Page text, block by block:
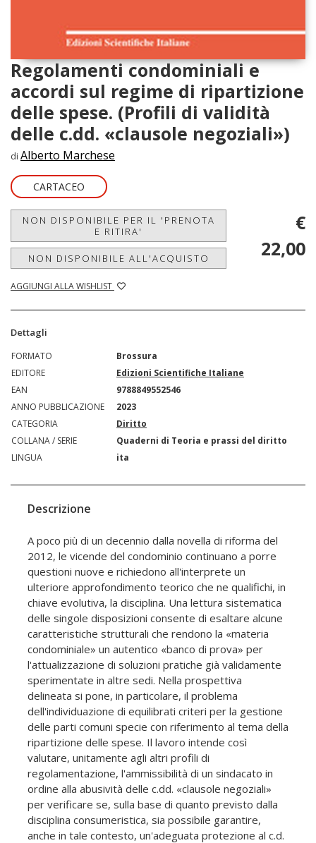
Regolamenti condominiali e
accordi sul regime di ripartizione
delle spese. (Profili di validità
delle c.dd. «clausole negoziali»)
di Alberto Marchese
CARTACEO
NON DISPONIBILE PER IL 'PRENOTA
E RITIRA'
NON DISPONIBILE ALL'ACQUISTO
AGGIUNGI ALLA WISHLIST
€
22,00
Dettagli
FORMATO
Brossura
EDITORE
Edizioni Scientifiche Italiane
EAN
9788849552546
ANNO PUBBLICAZIONE
2023
CATEGORIA
Diritto
COLLANA / SERIE
Quaderni di Teoria e prassi del diritto
LINGUA
ita
Descrizione
A poco più di un decennio dalla novella di riforma del
2012, le vicende del condominio continuano a porre
questioni nuove e richiedono all'interprete un
ulteriore approfondimento teorico che ne qualifichi, in
chiave evolutiva, la disciplina. Una lettura sistematica
delle singole disposizioni consente di esaltare alcune
caratteristiche strutturali che rendono la «materia
condominiale» un autentico «banco di prova» per
l'attualizzazione di soluzioni pratiche già validamente
sperimentate in altre sedi. Nella prospettiva
delineata si pone, in particolare, il problema
dell'individuazione di equilibrati criteri per la gestione
delle parti comuni specie con riferimento al tema della
ripartizione delle spese. Il lavoro intende così
valutare, unitamente agli altri profili di
regolamentazione, l'ammissibilità di un sindacato in
ordine alla abusività delle c.dd. «clausole negoziali»
per verificare se, sulla base di quanto previsto dalla
disciplina consumeristica, sia possibile garantire,
anche in tale contesto, un'adeguata protezione al c.d.